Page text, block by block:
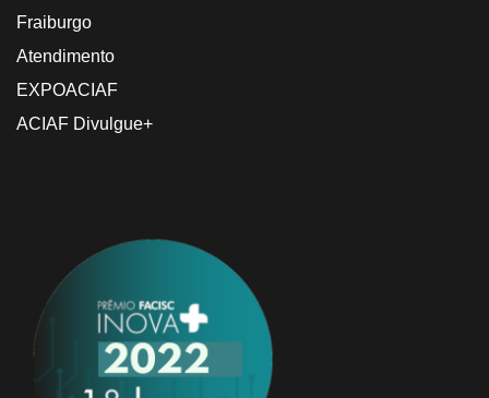
Fraiburgo
Atendimento
EXPOACIAF
ACIAF Divulgue+